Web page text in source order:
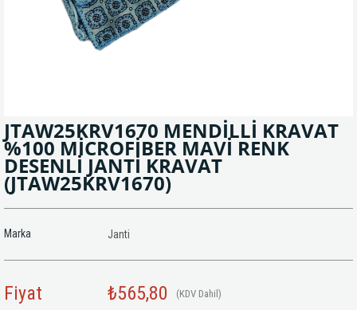
JTAW25KRV1670 MENDİLLİ KRAVAT
%100 MİCROFİBER MAVİ RENK
DESENLİ JANTİ KRAVAT
(JTAW25KRV1670)
Marka Janti
Fiyat ₺565,80 (KDV Dahil)